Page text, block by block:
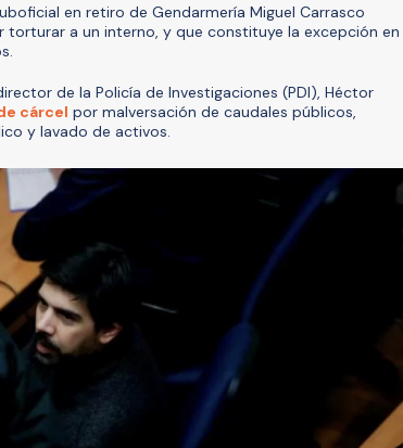
en retiro de Gendarmería Miguel Carrasco
torturar a un interno, y que constituye la excepción en
de la Policía de Investigaciones (PDI), Héctor
cárcel por malversación de caudales públicos,
y lavado de activos.